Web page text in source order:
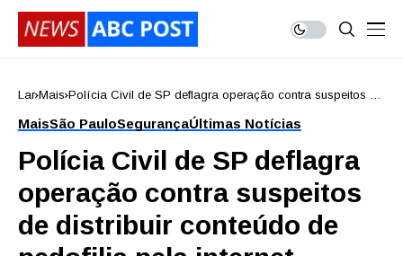
Lar Mais Polícia Civil de SP deflagra operação contra suspeitos de
MaisSão PauloSegurançaÚltimas Notícias
Polícia Civil de SP deflagra
operação contra suspeitos
de distribuir conteúdo de